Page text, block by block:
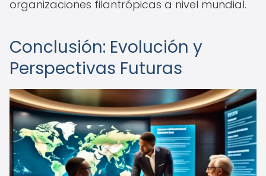
organizaciones filantrópicas a nivel mundial.
Conclusión: Evolución y
Perspectivas Futuras